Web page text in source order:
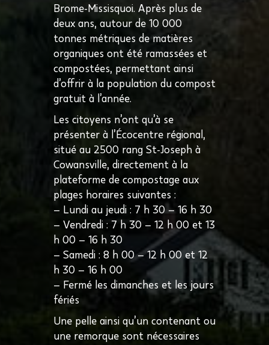
Brome-Missisquoi. Après plus de
deux ans, autour de 10 000
tonnes métriques de matières
organiques ont été ramassées et
compostées, permettant ainsi
d’offrir à la population du compost
gratuit à l’année.
Les citoyens n’ont qu’à se
présenter à l’Écocentre régional,
situé au 2500 rang St-Joseph à
Cowansville, directement à la
plateforme de compostage aux
plages horaires suivantes :
– Lundi au jeudi : 7 h 30 – 16 h 30
– Vendredi : 7 h 30 – 12 h 00 et 13
h 00 – 16 h 30
– Samedi : 8 h 00 – 12 h 00 et 12
h 30 – 16 h 00
– Fermé les dimanches et les jours
fériés
Une pelle ainsi qu’un contenant ou
une remorque sont nécessaires